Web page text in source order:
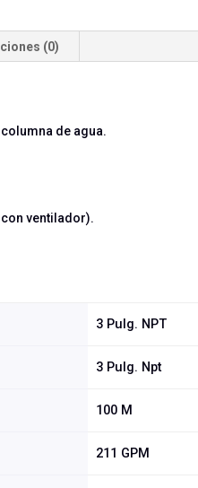
(0)
de agua.
ventilador).
3 Pulg. NPT
3 Pulg. Npt
100 M
211 GPM